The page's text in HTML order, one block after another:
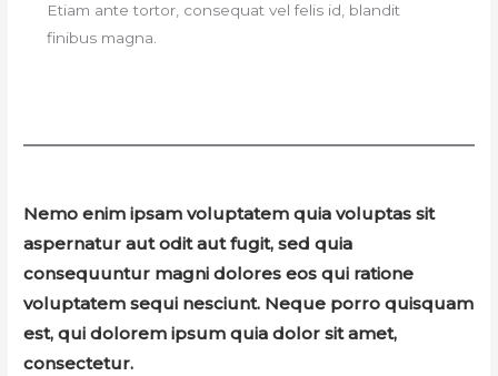
Etiam ante tortor, consequat vel felis id, blandit
finibus magna.
Nemo enim ipsam voluptatem quia voluptas sit
aspernatur aut odit aut fugit, sed quia
consequuntur magni dolores eos qui ratione
voluptatem sequi nesciunt. Neque porro quisquam
est, qui dolorem ipsum quia dolor sit amet,
consectetur.